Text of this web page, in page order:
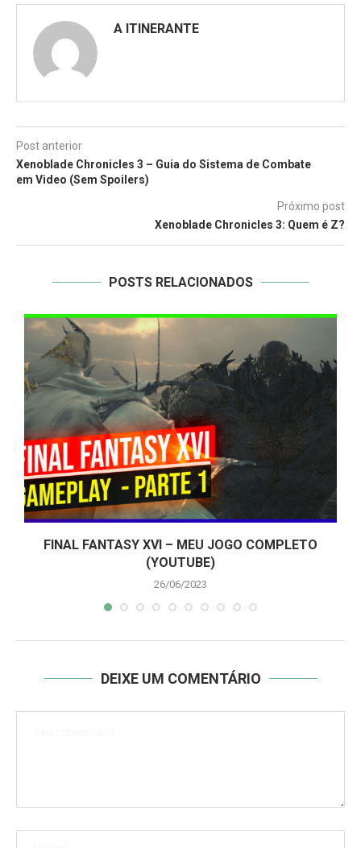
A ITINERANTE
Post anterior
Xenoblade Chronicles 3 – Guia do Sistema de Combate
em Video (Sem Spoilers)
Próximo post
Xenoblade Chronicles 3: Quem é Z?
POSTS RELACIONADOS
FINAL FANTASY XVI – MEU JOGO COMPLETO
(YOUTUBE)
26/06/2023
DEIXE UM COMENTÁRIO